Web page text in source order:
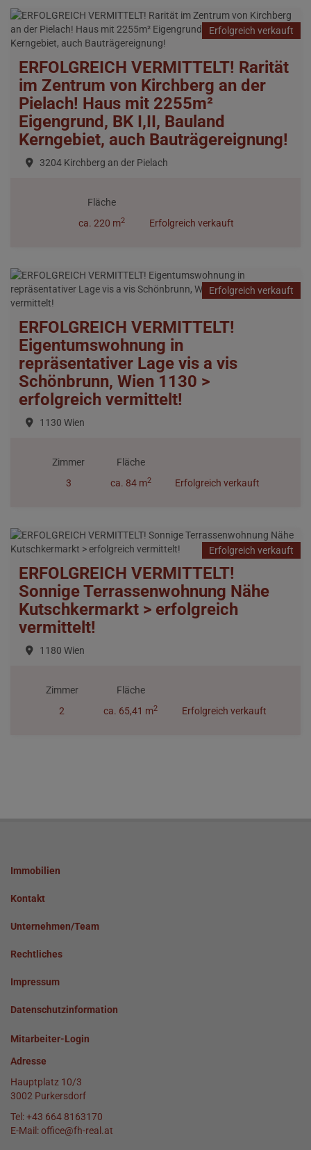
Erfolgreich verkauft
ERFOLGREICH VERMITTELT! Rarität
im Zentrum von Kirchberg an der
Pielach! Haus mit 2255m²
Eigengrund, BK I,II, Bauland
Kerngebiet, auch Bauträgereignung!
3204 Kirchberg an der Pielach
Fläche
ca. 220 m2 Erfolgreich verkauft
Erfolgreich verkauft
ERFOLGREICH VERMITTELT!
Eigentumswohnung in
repräsentativer Lage vis a vis
Schönbrunn, Wien 1130 >
erfolgreich vermittelt!
1130 Wien
Zimmer
3
Fläche
ca. 84 m2 Erfolgreich verkauft
Erfolgreich verkauft
ERFOLGREICH VERMITTELT!
Sonnige Terrassenwohnung Nähe
Kutschkermarkt > erfolgreich
vermittelt!
1180 Wien
Zimmer
2
Fläche
ca. 65,41 m2 Erfolgreich verkauft
Immobilien
Kontakt
Unternehmen/Team
Rechtliches
Impressum
Datenschutzinformation
Mitarbeiter-Login
Adresse
Hauptplatz 10/3
3002 Purkersdorf
Tel:+43 664 8163170
E-Mail:office@fh-real.at